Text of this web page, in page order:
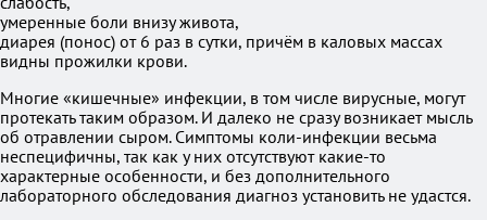
умеренные боли внизу живота,
диарея (понос) от 6 раз в сутки, причём в каловых массах
видны прожилки крови.
Многие «кишечные» инфекции, в том числе вирусные, могут
протекать таким образом. И далеко не сразу возникает мысль
об отравлении сыром. Симптомы коли-инфекции весьма
неспецифичны, так как у них отсутствуют какие-то
характерные особенности, и без дополнительного
лабораторного обследования диагноз установить не удастся.